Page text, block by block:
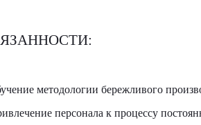
методологии бережливого
персонала к процессу